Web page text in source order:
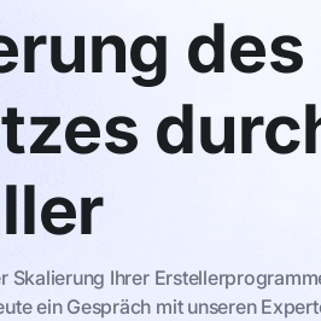
des
Skalierung Ihrer
ein Gespräch mit unseren